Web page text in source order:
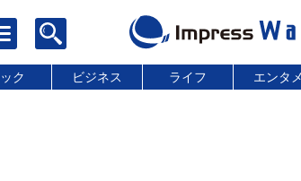
ク ビジネス ライフ エンタメ